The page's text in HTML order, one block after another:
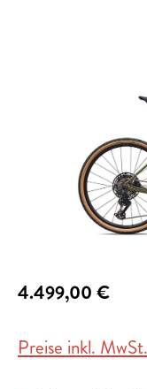
4.499,00 €
Preise inkl.